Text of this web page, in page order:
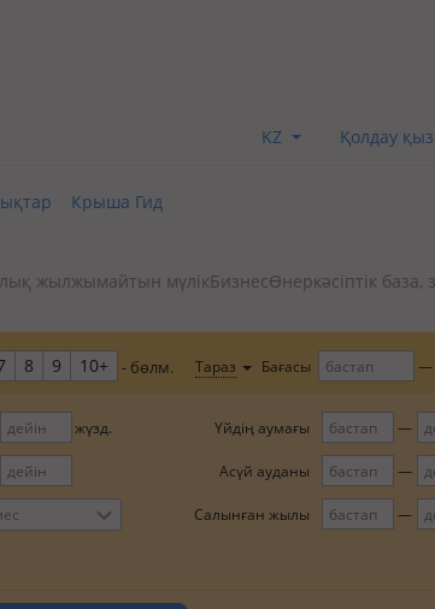
KZ Қолдау
Крыша Гид
жылжымайтын мүлікБизнесӨнеркәсіптік база,
8 9 10+ - бөлм. Тараз Бағасы
жүзд. Үйдің аумағы
Асүй ауданы
Салынған жылы